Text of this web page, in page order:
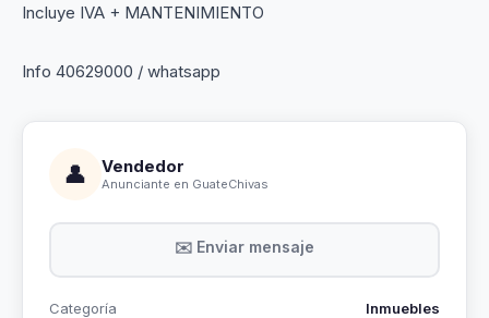
Incluye IVA + MANTENIMIENTO
Info 40629000 / whatsapp
👤 Vendedor
Anunciante en GuateChivas
✉️ Enviar mensaje
Categoría
Inmuebles